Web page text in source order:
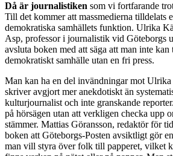
Då är journalistiken som vi fortfarande
Till det kommer att massmedierna tilldelats
demokratiska samhällets funktion. Ulrika
Asp, professor i journalistik vid Göteborgs
avsluta boken med att säga att man inte
demokratiskt samhälle utan en fri press.
Man kan ha en del invändningar mot
skriver avgjort mer anekdotiskt än
kulturjournalist och inte granskande
på hörsägen utan att verkligen checka upp
stämmer. Mattias Göransson, redaktör för
boken att Göteborgs-Posten avsiktligt gör
man vill styra över folk till papperet, vilket